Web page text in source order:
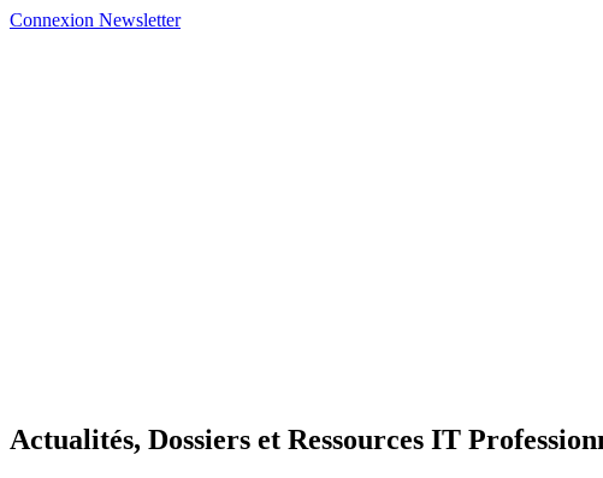
Connexion Newsletter
Actualités, Dossiers et Ressources IT